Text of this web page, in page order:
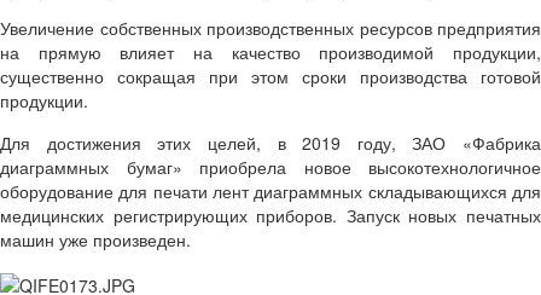
Увеличение собственных производственных ресурсов предприятия
на прямую влияет на качество производимой продукции,
существенно сокращая при этом сроки производства готовой
продукции.
Для достижения этих целей, в 2019 году, ЗАО «Фабрика
диаграммных бумаг» приобрела новое высокотехнологичное
оборудование для печати лент диаграммных складывающихся для
медицинских регистрирующих приборов. Запуск новых печатных
машин уже произведен.